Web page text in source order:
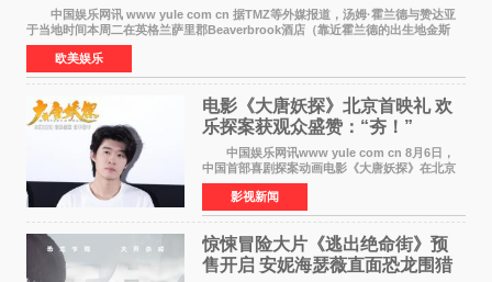
中国娱乐网讯 www yule com cn 据TMZ等外媒报道，汤姆·霍兰德与赞达亚
于当地时间本周二在英格兰萨里郡Beaverbrook酒店（靠近霍兰德的出生地金斯
顿）举办婚宴，邀请家人与朋友们喝喜酒，庆祝
欧美娱乐
电影《大唐妖探》北京首映礼 欢
乐探案获观众盛赞：“夯！”
中国娱乐网讯www yule com cn 8月6日，
中国首部喜剧探案动画电影《大唐妖探》在北京
举办电影首映礼。导演程腾、联合导演黄珉、总
制片人曹紫建、制片人李莹莹，配音导演张喆，
对白指导程寅，领
影视新闻
惊悚冒险大片《逃出绝命街》预
售开启 安妮海瑟薇直面恐龙围猎